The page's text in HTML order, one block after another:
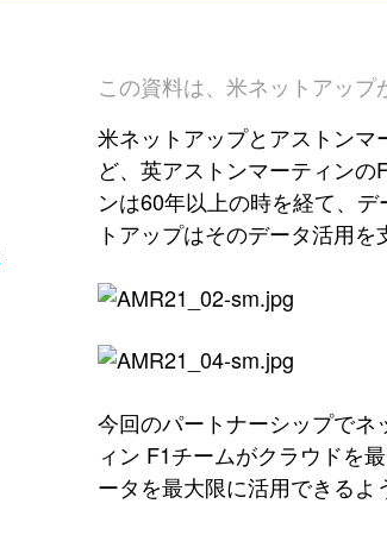
この資料は、米ネットアップ
米ネットアップとアストン
ど、英アストンマーティン
ンは60年以上の時を経て、
トアップはそのデータ活用を
今回のパートナーシップで
ィン F1チームがクラウドを
ータを最大限に活用できるよ